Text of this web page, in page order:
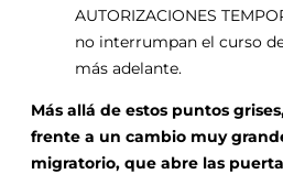
AUTORIZACIONES
no interrumpan el curso
más adelante.
Más allá de estos puntos
frente a un cambio muy
migratorio, que abre las